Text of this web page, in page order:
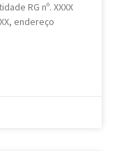
RG nº. XXXX
endereço